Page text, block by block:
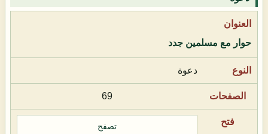
حوار مع مسلمين جدد
دعوة
69
تصفح